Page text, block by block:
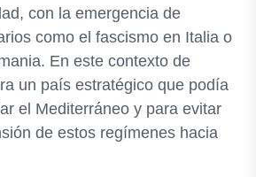
con la emergencia de
como el fascismo en Italia o
En este contexto de
un país estratégico que podía
el Mediterráneo y para evitar
de estos regímenes hacia